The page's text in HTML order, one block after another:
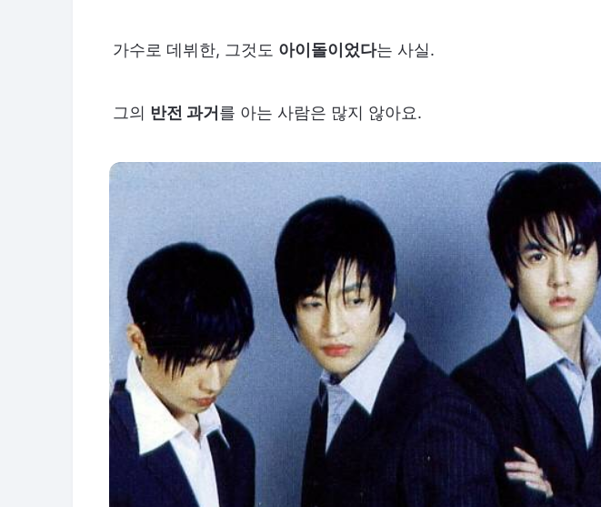
가수로 데뷔한, 그것도 아이돌이었다는 사실.
그의 반전 과거를 아는 사람은 많지 않아요.